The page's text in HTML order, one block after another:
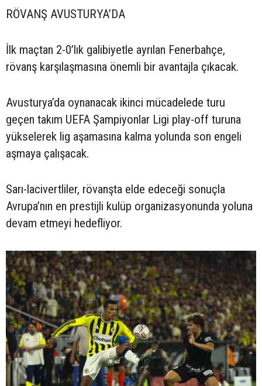
RÖVANŞ AVUSTURYA’DA
İlk maçtan 2-0’lık galibiyetle ayrılan Fenerbahçe,
rövanş karşılaşmasına önemli bir avantajla çıkacak.
Avusturya’da oynanacak ikinci mücadelede turu
geçen takım UEFA Şampiyonlar Ligi play-off turuna
yükselerek lig aşamasına kalma yolunda son engeli
aşmaya çalışacak.
Sarı-lacivertliler, rövanşta elde edeceği sonuçla
Avrupa’nın en prestijli kulüp organizasyonunda yoluna
devam etmeyi hedefliyor.